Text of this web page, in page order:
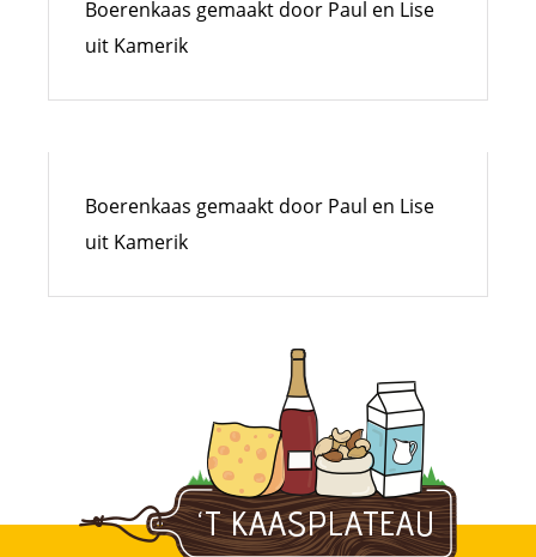
Boerenkaas gemaakt door Paul en Lise
uit Kamerik
Boerenkaas gemaakt door Paul en Lise
uit Kamerik